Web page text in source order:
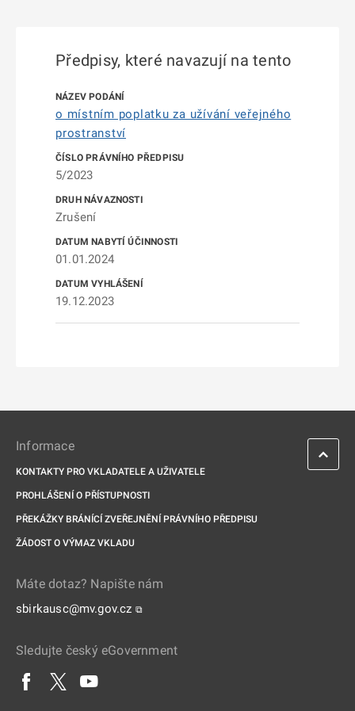
Předpisy, které navazují na tento
o místním poplatku za užívání veřejného
prostranství
5/2023
Zrušení
01.01.2024
19.12.2023
Informace
KONTAKTY PRO VKLADATELE A UŽIVATELE
PROHLÁŠENÍ O PŘÍSTUPNOSTI
PŘEKÁŽKY BRÁNÍCÍ ZVEŘEJNĚNÍ PRÁVNÍHO PŘEDPISU
ŽÁDOST O VÝMAZ VKLADU
Máte dotaz? Napište nám
sbirkausc@mv.gov.cz ⧉
Sledujte český eGovernment